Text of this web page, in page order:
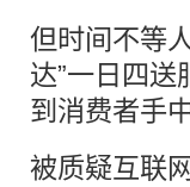
但时间不等
达”一日四
到消费者手
被质疑互联